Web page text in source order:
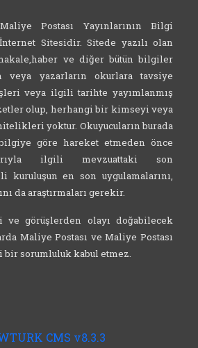
Postası Yayınlarının Bilgi
Sitesidir. Sitede yazılı olan
ve diğer bütün bilgiler
veya yazarların okurlara tavsiye
veya ilgili tarihte yayımlanmış
olup, herhangi bir kimseyi veya
yoktur. Okuyucuların burada
göre hareket etmeden önce
ilgili mevzuattaki son
en son uygulamalarını,
da araştırmaları gerekir.
ve görüşlerden olayı doğabilecek
Maliye Postası ve Maliye Postası
bir sorumluluk kabul etmez.